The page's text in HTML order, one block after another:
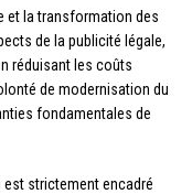
et la transformation des
de la publicité légale,
réduisant les coûts
de modernisation du
fondamentales de
est strictement encadré